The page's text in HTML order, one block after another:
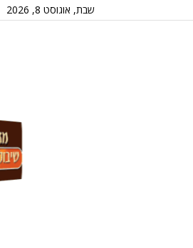
שבת, אוגוסט 8, 2026